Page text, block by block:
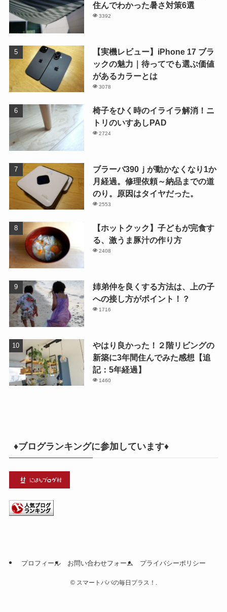
住んでわかった暑さ対策6選
3392
【実機レビュー】iPhone 17 ブラ
ックの魅力｜待ってでも選ぶ価値
があるカラーとは
3078
椅子をひく時のイライラ解消！ニ
トリのいすあしPAD
2724
ブラーバ390ｊが動かなくなり1か
月経過。修理依頼～納品までの道
のり。原因はタイヤだった。
2553
【ホットクック】子どもが完食す
る、激うま豚汁の作り方
2408
姉弟仲を良くする方法は、上の子
への接し方がポイント！？
1716
やはり良かった！２階リビングの
新築に3年間住んでみた感想【追
記：5年経過】
1460
♦ブログランキングに参加しています♦
プロフィール お問い合わせフォーム プライバシーポリシー
©スマートパパの毎日プラス！.